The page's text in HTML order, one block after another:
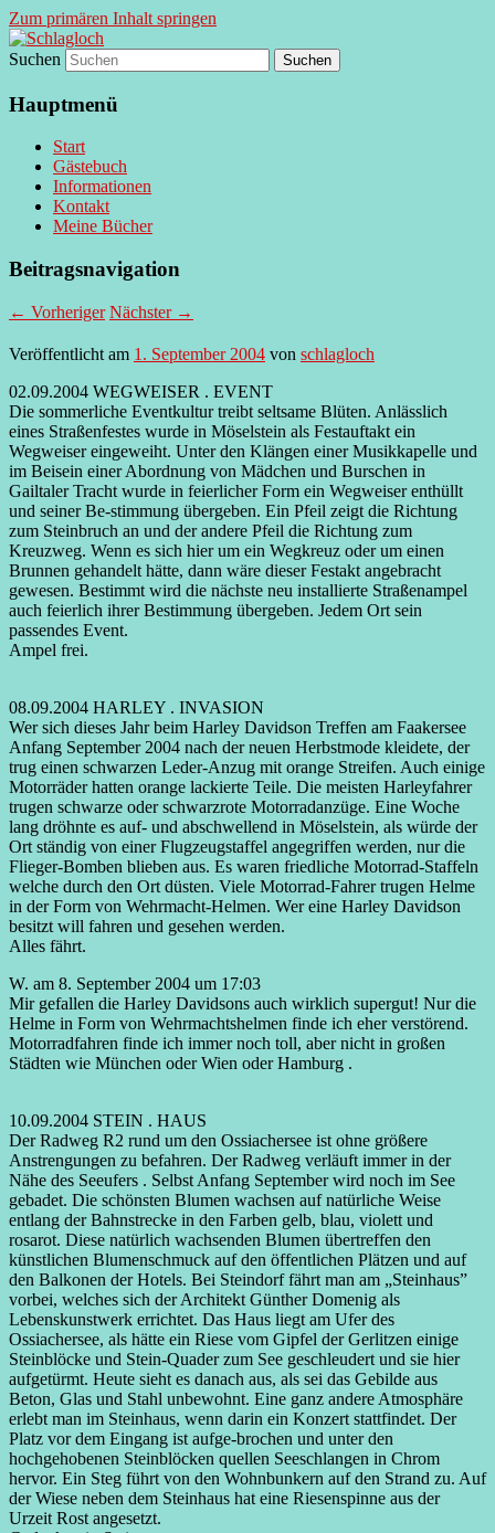
Zum primären Inhalt springen
Schlagloch
supersberger taggedanken
Suchen
Hauptmenü
Start
Gästebuch
Informationen
Kontakt
Meine Bücher
Beitragsnavigation
← Vorheriger Nächster →
Veröffentlicht am 1. September 2004 von schlagloch
02.09.2004 WEGWEISER . EVENT
Die sommerliche Eventkultur treibt seltsame Blüten. Anlässlich
eines Straßenfestes wurde in Möselstein als Festauftakt ein
Wegweiser eingeweiht. Unter den Klängen einer Musikkapelle und
im Beisein einer Abordnung von Mädchen und Burschen in
Gailtaler Tracht wurde in feierlicher Form ein Wegweiser enthüllt
und seiner Be-stimmung übergeben. Ein Pfeil zeigt die Richtung
zum Steinbruch an und der andere Pfeil die Richtung zum
Kreuzweg. Wenn es sich hier um ein Wegkreuz oder um einen
Brunnen gehandelt hätte, dann wäre dieser Festakt angebracht
gewesen. Bestimmt wird die nächste neu installierte Straßenampel
auch feierlich ihrer Bestimmung übergeben. Jedem Ort sein
passendes Event.
Ampel frei.
08.09.2004 HARLEY . INVASION
Wer sich dieses Jahr beim Harley Davidson Treffen am Faakersee
Anfang September 2004 nach der neuen Herbstmode kleidete, der
trug einen schwarzen Leder-Anzug mit orange Streifen. Auch einige
Motorräder hatten orange lackierte Teile. Die meisten Harleyfahrer
trugen schwarze oder schwarzrote Motorradanzüge. Eine Woche
lang dröhnte es auf- und abschwellend in Möselstein, als würde der
Ort ständig von einer Flugzeugstaffel angegriffen werden, nur die
Flieger-Bomben blieben aus. Es waren friedliche Motorrad-Staffeln
welche durch den Ort düsten. Viele Motorrad-Fahrer trugen Helme
in der Form von Wehrmacht-Helmen. Wer eine Harley Davidson
besitzt will fahren und gesehen werden.
Alles fährt.
W. am 8. September 2004 um 17:03
Mir gefallen die Harley Davidsons auch wirklich supergut! Nur die
Helme in Form von Wehrmachtshelmen finde ich eher verstörend.
Motorradfahren finde ich immer noch toll, aber nicht in großen
Städten wie München oder Wien oder Hamburg .
10.09.2004 STEIN . HAUS
Der Radweg R2 rund um den Ossiachersee ist ohne größere
Anstrengungen zu befahren. Der Radweg verläuft immer in der
Nähe des Seeufers . Selbst Anfang September wird noch im See
gebadet. Die schönsten Blumen wachsen auf natürliche Weise
entlang der Bahnstrecke in den Farben gelb, blau, violett und
rosarot. Diese natürlich wachsenden Blumen übertreffen den
künstlichen Blumenschmuck auf den öffentlichen Plätzen und auf
den Balkonen der Hotels. Bei Steindorf fährt man am „Steinhaus”
vorbei, welches sich der Architekt Günther Domenig als
Lebenskunstwerk errichtet. Das Haus liegt am Ufer des
Ossiachersee, als hätte ein Riese vom Gipfel der Gerlitzen einige
Steinblöcke und Stein-Quader zum See geschleudert und sie hier
aufgetürmt. Heute sieht es danach aus, als sei das Gebilde aus
Beton, Glas und Stahl unbewohnt. Eine ganz andere Atmosphäre
erlebt man im Steinhaus, wenn darin ein Konzert stattfindet. Der
Platz vor dem Eingang ist aufge-brochen und unter den
hochgehobenen Steinblöcken quellen Seeschlangen in Chrom
hervor. Ein Steg führt von den Wohnbunkern auf den Strand zu. Auf
der Wiese neben dem Steinhaus hat eine Riesenspinne aus der
Urzeit Rost angesetzt.